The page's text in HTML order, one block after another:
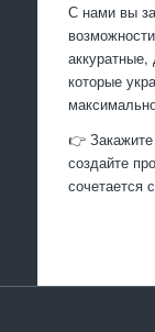
С нами вы
которые
👉
создайте
сочетается